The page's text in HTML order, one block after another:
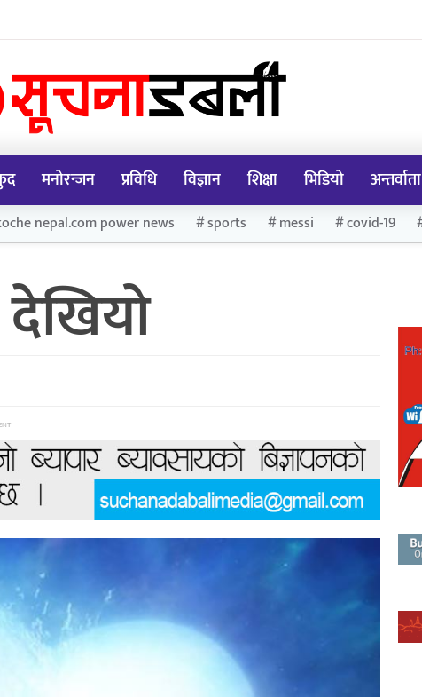
मनोरन्जन प्रविधि विज्ञान शिक्षा भिडियो अन्तर्वाता
nepal.com power news sports messi covid-19
देखियो